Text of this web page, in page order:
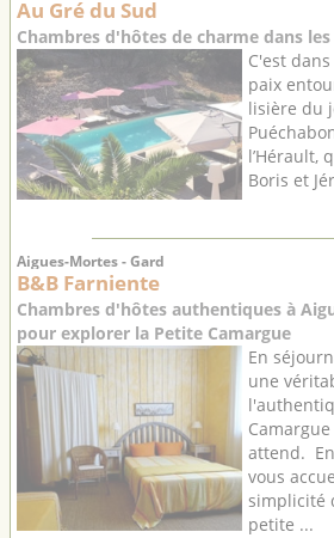
Au Gré du Sud
Chambres d'hôtes de charme dans
C'est
paix
lisière du
l’Hérault,
Boris et
Aigues-Mortes - Gard
B&B Farniente
Chambres d'hôtes authentiques à
pour explorer la Petite Camargue
En
une
attend.
vous
simplicité
petite ...